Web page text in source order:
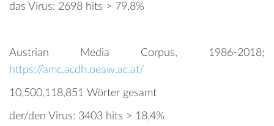
das Virus: 2698 hits > 79,8%
Austrian Media Corpus, 1986-2018;
https://amc.acdh.oeaw.ac.at/
10,500,118,851 Wörter gesamt
der/den Virus: 3403 hits > 18,4%